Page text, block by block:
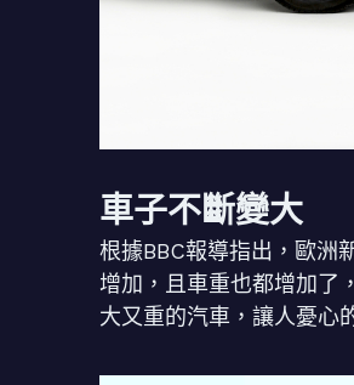
車子不斷變大
根據BBC報導指出，歐洲
增加，且車重也都增加了
大又重的汽車，讓人憂心